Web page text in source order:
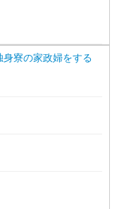
寮の家政婦をする